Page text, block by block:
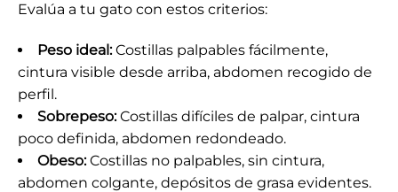
Evalúa a tu gato con estos criterios:
Peso ideal:Costillas palpables fácilmente,
cintura visible desde arriba, abdomen recogido de
perfil.
Sobrepeso:Costillas difíciles de palpar, cintura
poco definida, abdomen redondeado.
Obeso:Costillas no palpables, sin cintura,
abdomen colgante, depósitos de grasa evidentes.